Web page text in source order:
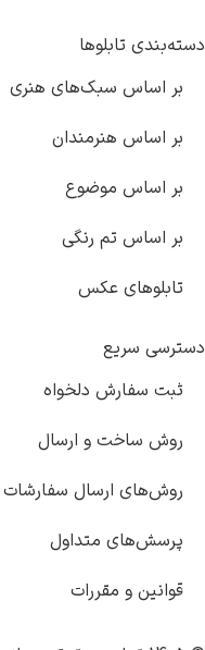
دسته‌بندی تابلوها
بر اساس سبک‌های هنری
بر اساس هنرمندان
بر اساس موضوع
بر اساس تم رنگی
تابلوهای عکس
دسترسی سریع
ثبت سفارش دلخواه
روش ساخت و ارسال
روش‌های ارسال سفارشات
پرسش‌های متداول
قوانین و مقررات